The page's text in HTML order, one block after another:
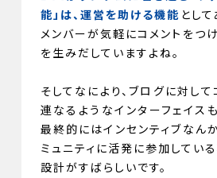
能」は、運営を助ける機能 とし
メンバーが気軽にコメントをつ
を生みだしていますよね。
そしてなにより、ブログに対して
連なるようなインターフェイス
最終的にはインセンティブなん
ミュニティに活発に参加してい
設計がすばらしいです。